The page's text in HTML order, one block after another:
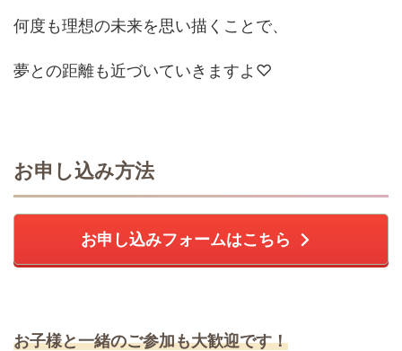
何度も理想の未来を思い描くことで、
夢との距離も近づいていきますよ♡
お申し込み方法
お申し込みフォームはこちら
お子様と一緒のご参加も大歓迎です！